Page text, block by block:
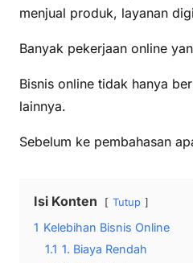
menjual produk, layanan
Banyak pekerjaan online
Bisnis online tidak hanya
lainnya.
Sebelum ke pembahasan
Isi Konten Tutup
1 Kelebihan Bisnis Online
1.1 1. Biaya Rendah